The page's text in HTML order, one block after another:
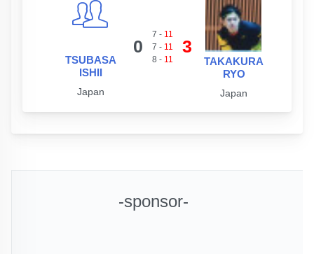
TSUBASA
ISHII
Japan
0
7 - 11
7 - 11
8 - 11
3
TAKAKURA
RYO
Japan
-sponsor-